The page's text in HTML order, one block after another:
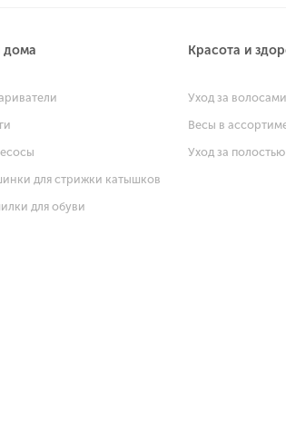
дома
для стрижки катышков
для обуви
Красота и
Уход за волосами
Весы в
Уход за